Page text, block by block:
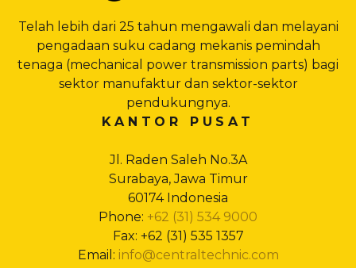
Telah lebih dari 25 tahun mengawali dan melayani
pengadaan suku cadang mekanis pemindah
tenaga (mechanical power transmission parts) bagi
sektor manufaktur dan sektor-sektor
pendukungnya.
KANTOR PUSAT
Jl. Raden Saleh No.3A
Surabaya, Jawa Timur
60174 Indonesia
Phone: +62 (31) 534 9000
Fax: +62 (31) 535 1357
Email: info@centraltechnic.com